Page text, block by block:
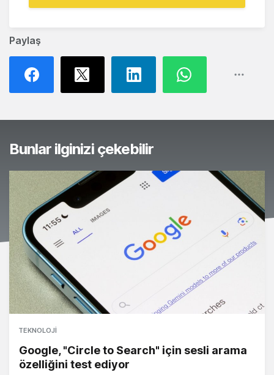
Paylaş
Bunlar ilginizi çekebilir
TEKNOLOJI
Google, "Circle to Search" için sesli arama
özelliğini test ediyor